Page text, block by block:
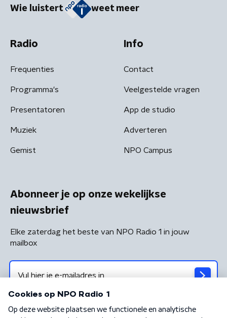
Wie luistert weet meer
Radio
Frequenties
Programma's
Presentatoren
Muziek
Gemist
Info
Contact
Veelgestelde vragen
App de studio
Adverteren
NPO Campus
Abonneer je op onze wekelijkse
nieuwsbrief
Elke zaterdag het beste van NPO Radio 1 in jouw
mailbox